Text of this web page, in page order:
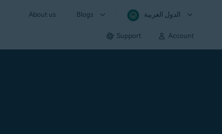
About us Blogs الدول العربية
Support Account